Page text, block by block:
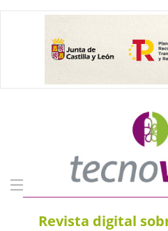
Revista digital